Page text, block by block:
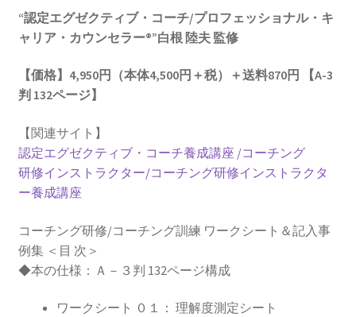
練
ワ
ク
シ
ト
集
＆
事
例
集』
“認定エグゼクティブ・コーチ/プロフェッショナル・キ
ャリア・カウンセラー®”白根 陸夫 監修
【価格】 4,950円（本体4,500円＋税）＋送料870円 【A-3
判 132ページ】
【関連サイト】
認定エグゼクティブ・コーチ養成講座 /コーチング
研修インストラクター/コーチング研修インストラクタ
ー養成講座
コーチング研修/コーチング訓練 ワークシート＆記入事
例集 ＜目 次＞
◆本の仕様：Ａ－３判 132ページ構成
ワークシート ０１： 理解度測定シート